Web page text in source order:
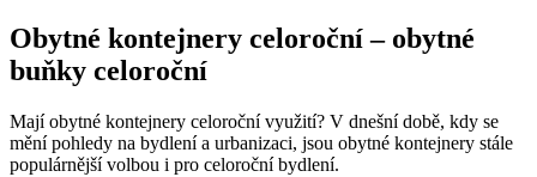
Obytné kontejnery celoroční – obytné
buňky celoroční
Mají obytné kontejnery celoroční využití? V dnešní době, kdy se
mění pohledy na bydlení a urbanizaci, jsou obytné kontejnery stále
populárnější volbou i pro celoroční bydlení.